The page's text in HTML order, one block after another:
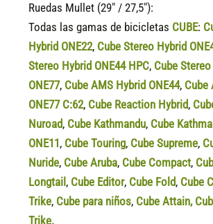
Ruedas Mullet (29″ / 27,5″):
Todas las gamas de bicicletas CUBE:
Hybrid ONE22, Cube Stereo Hybrid
Stereo Hybrid ONE44 HPC, Cube
ONE77, Cube AMS Hybrid ONE44, Cube
ONE77 C:62, Cube Reaction Hybrid,
Nuroad, Cube Kathmandu, Cube
ONE11, Cube Touring, Cube Supreme,
Nuride, Cube Aruba, Cube Compact,
Longtail , Cube Editor, Cube Fold, Cube
Trike, Cube para niños, Cube Attain,
Trike.